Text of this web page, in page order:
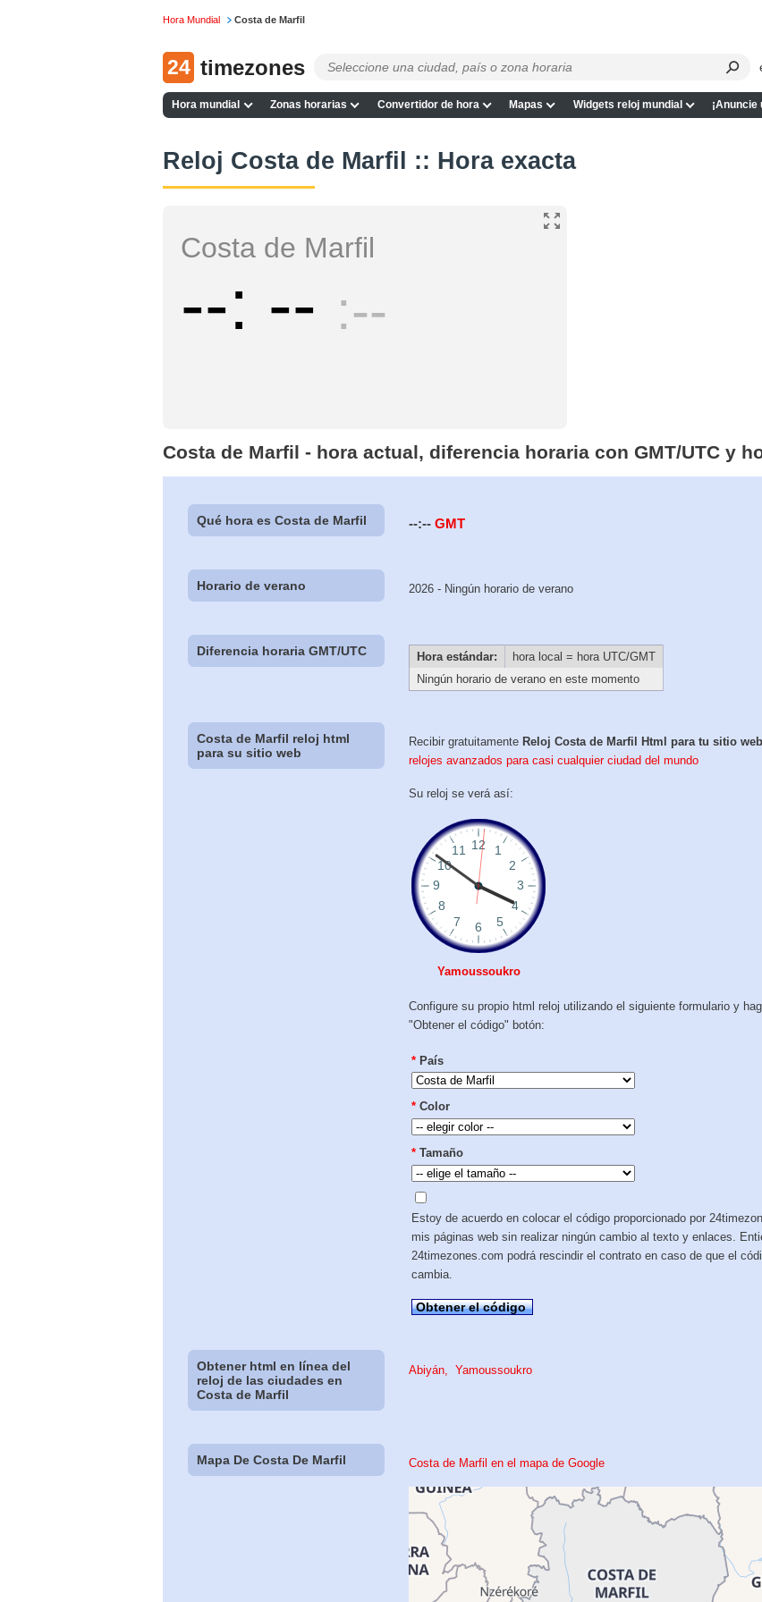
Hora Mundial Costa de Marfil
24 timezones
Hora mundial Zonas horarias Convertidor de hora Mapas Widgets reloj mundial ¡Anuncie
Reloj Costa de Marfil :: Hora exacta
Costa de Marfil
-- -- --
Costa de Marfil - hora actual, diferencia horaria con GMT/UTC y
Qué hora es Costa de Marfil --:-- GMT
Horario de verano 2026 - Ningún horario de verano
Diferencia horaria GMT/UTC Hora estándar:
hora local = hora UTC/GMT
Ningún horario de verano en este momento
Costa de Marfil reloj html
para su sitio web
Recibir gratuitamente Reloj Costa de Marfil Html para tu sitio
relojes avanzados para casi cualquier ciudad del mundo
Su reloj se verá así:
Yamoussoukro
Configure su propio html reloj utilizando el siguiente formulario y
"Obtener el código" botón:
* País
* Color
* Tamaño
Estoy de acuerdo en colocar el código proporcionado por
mis páginas web sin realizar ningún cambio al texto y enlaces.
24timezones.com podrá rescindir el contrato en caso de que el
cambia.
Obtener el código
Obtener html en línea del
reloj de las ciudades en
Costa de Marfil
Abiyán Yamoussoukro
Mapa De Costa De Marfil Costa de Marfil en el mapa de Google